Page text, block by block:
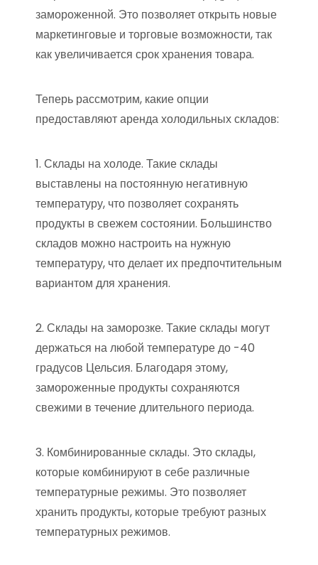
замороженной. Это позволяет открыть новые
маркетинговые и торговые возможности, так
как увеличивается срок хранения товара.
Теперь рассмотрим, какие опции
предоставляют аренда холодильных складов:
1. Склады на холоде. Такие склады
выставлены на постоянную негативную
температуру, что позволяет сохранять
продукты в свежем состоянии. Большинство
складов можно настроить на нужную
температуру, что делает их предпочтительным
вариантом для хранения.
2. Склады на заморозке. Такие склады могут
держаться на любой температуре до -40
градусов Цельсия. Благодаря этому,
замороженные продукты сохраняются
свежими в течение длительного периода.
3. Комбинированные склады. Это склады,
которые комбинируют в себе различные
температурные режимы. Это позволяет
хранить продукты, которые требуют разных
температурных режимов.